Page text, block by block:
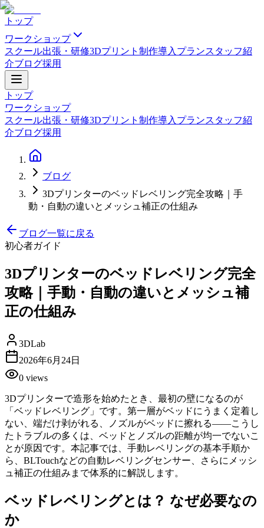
トップ
ワークショップ
スクール出張・研修3Dプリント制作導入プランスタッフ紹
介ブログ採用
トップ
ワークショップ
スクール出張・研修3Dプリント制作導入プランスタッフ紹
介ブログ採用
ブログ
3Dプリンターのベッドレベリング完全攻略｜手
動・自動の違いとメッシュ補正の仕組み
ブログ一覧に戻る
初心者ガイド
3Dプリンターのベッドレベリング完全
攻略｜手動・自動の違いとメッシュ補
正の仕組み
3DLab
2026年6月24日
0 views
3Dプリンターで造形を始めたとき、最初の壁になるのが
「ベッドレベリング」です。第一層がベッドにうまく定着し
ない、端だけ剥がれる、ノズルがベッドに擦れる——こうし
たトラブルの多くは、ベッドとノズルの距離が均一でないこ
とが原因です。本記事では、手動レベリングの基本手順か
ら、BLTouchなどの自動レベリングセンサー、さらにメッシ
ュ補正の仕組みまで体系的に解説します。
ベッドレベリングとは？ なぜ必要なの
か